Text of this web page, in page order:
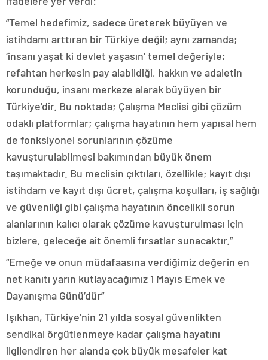
“Temel hedefimiz, sadece üreterek büyüyen ve
istihdamı arttıran bir Türkiye değil; aynı zamanda;
‘insanı yaşat ki devlet yaşasın’ temel değeriyle;
refahtan herkesin pay alabildiği, hakkın ve adaletin
korunduğu, insanı merkeze alarak büyüyen bir
Türkiye’dir. Bu noktada; Çalışma Meclisi gibi çözüm
odaklı platformlar; çalışma hayatının hem yapısal hem
de fonksiyonel sorunlarının çözüme
kavuşturulabilmesi bakımından büyük önem
taşımaktadır. Bu meclisin çıktıları, özellikle; kayıt dışı
istihdam ve kayıt dışı ücret, çalışma koşulları, iş sağlığı
ve güvenliği gibi çalışma hayatının öncelikli sorun
alanlarının kalıcı olarak çözüme kavuşturulması için
bizlere, geleceğe ait önemli fırsatlar sunacaktır.”
“Emeğe ve onun müdafaasına verdiğimiz değerin en
net kanıtı yarın kutlayacağımız 1 Mayıs Emek ve
Dayanışma Günü’dür”
Işıkhan, Türkiye’nin 21 yılda sosyal güvenlikten
sendikal örgütlenmeye kadar çalışma hayatını
ilgilendiren her alanda çok büyük mesafeler kat